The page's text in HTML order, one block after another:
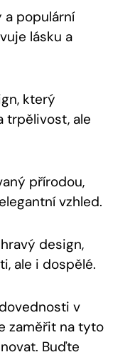
populární
lásku a
který
trpělivost, ale
přírodou,
vzhled.
design,
ale i dospělé.
v
zaměřit na tyto
Buďte